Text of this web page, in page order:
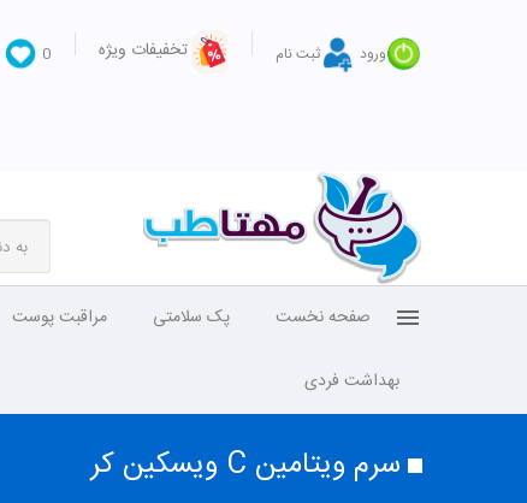
ورود ثبت نام تخفیفات ویژه 0
صفحه نخست پک سلامتی مراقبت پوست
بهداشت فردی
سرم ویتامین C ویسکین کر